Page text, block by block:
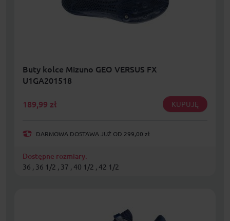
Buty kolce Mizuno GEO VERSUS FX
U1GA201518
189,99 zł KUPUJĘ
DARMOWA DOSTAWA JUŻ OD 299,00 zł
Dostępne rozmiary:
36 , 36 1/2 , 37 , 40 1/2 , 42 1/2